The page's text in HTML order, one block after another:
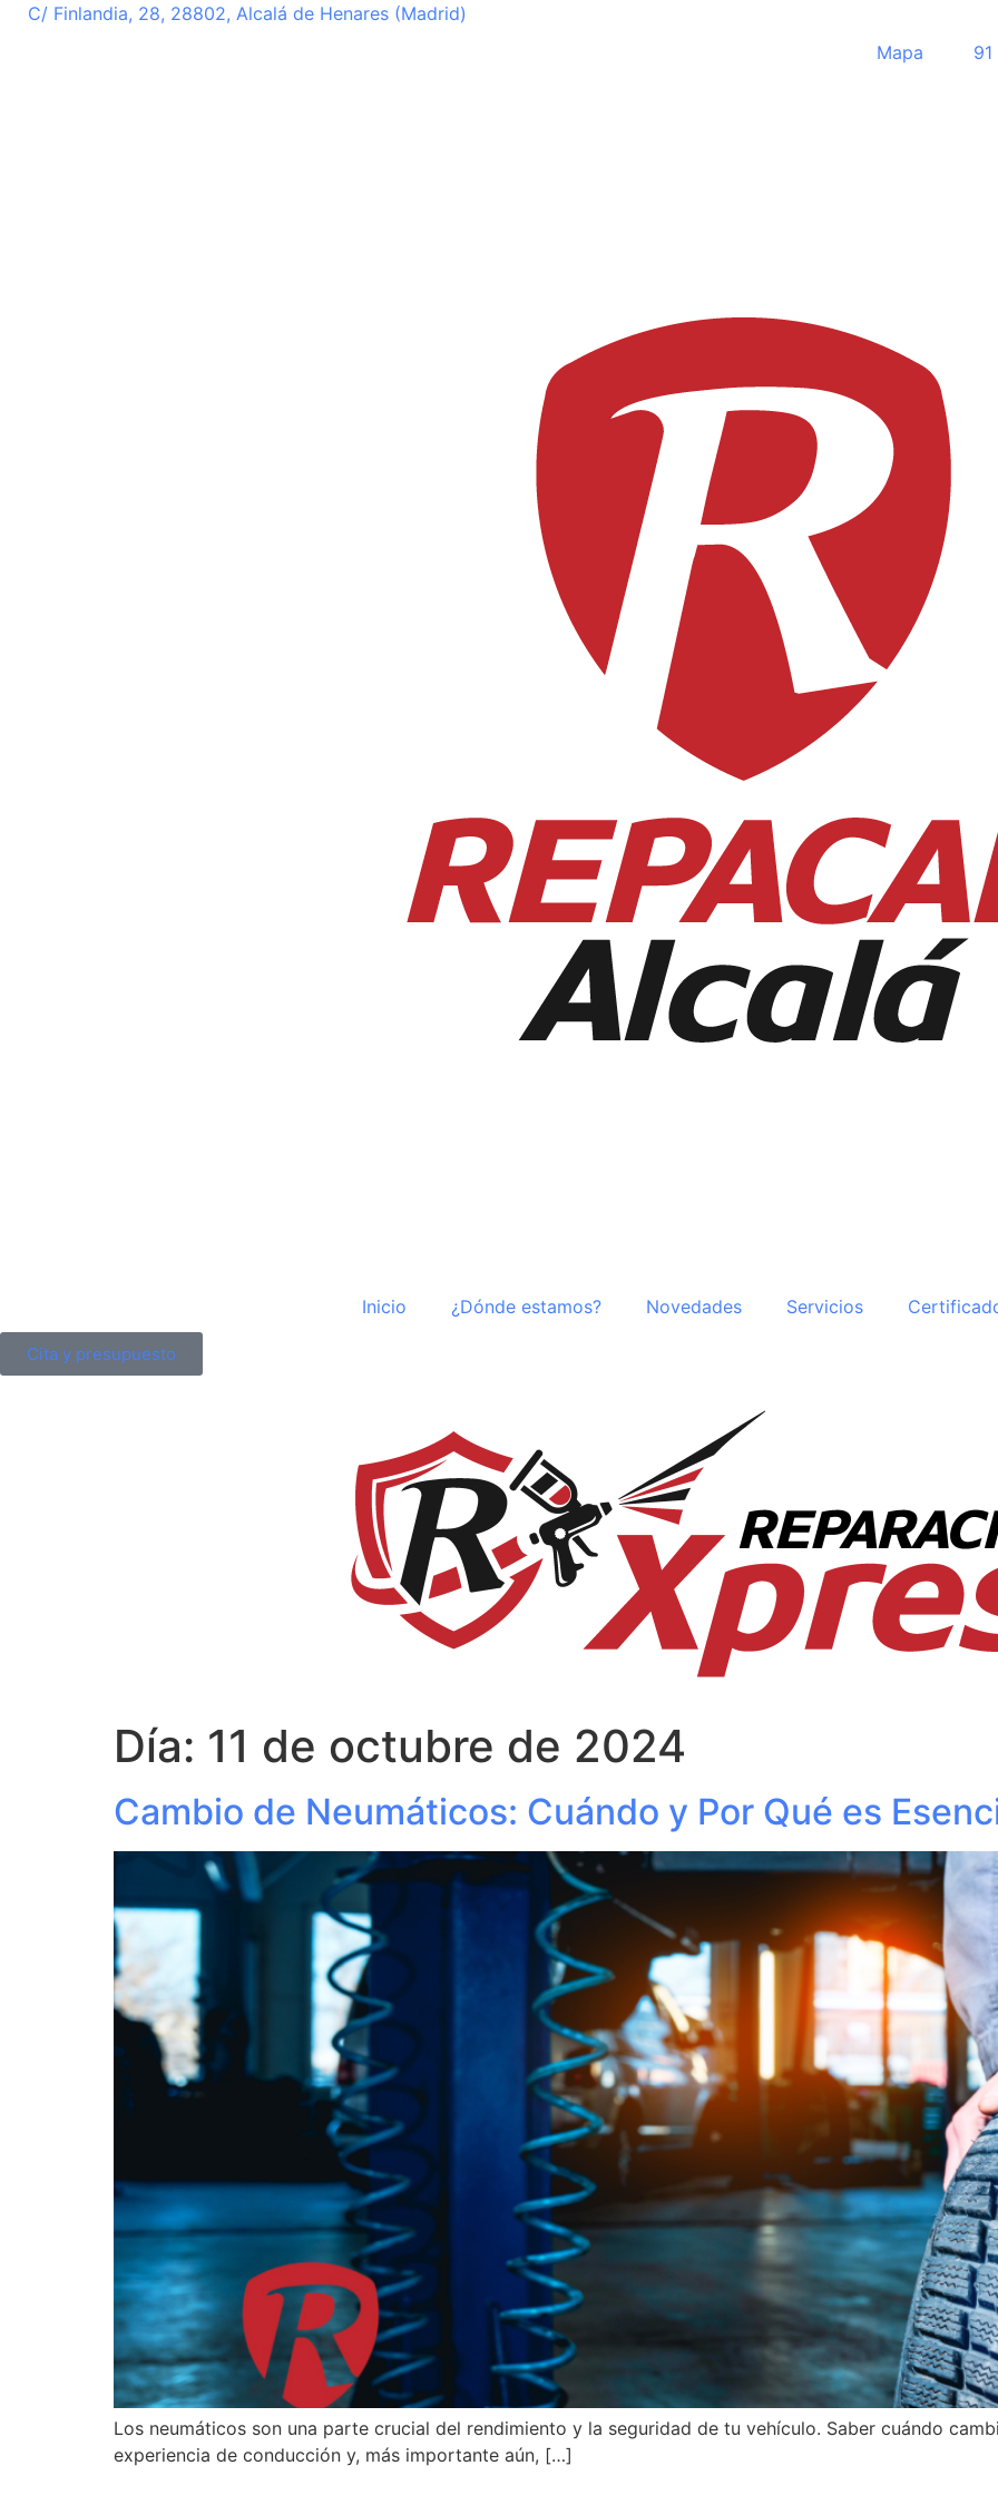
C/ Finlandia, 28, 28802, Alcalá de Henares (Madrid)
Mapa
Inicio ¿Dónde estamos? Novedades Servicios
Cita y presupuesto
Día: 11 de octubre de 2024
Cambio de Neumáticos: Cuándo y Por Qué es
Los neumáticos son una parte crucial del rendimiento y la seguridad de tu vehículo. Saber cuándo
experiencia de conducción y, más importante aún, […]